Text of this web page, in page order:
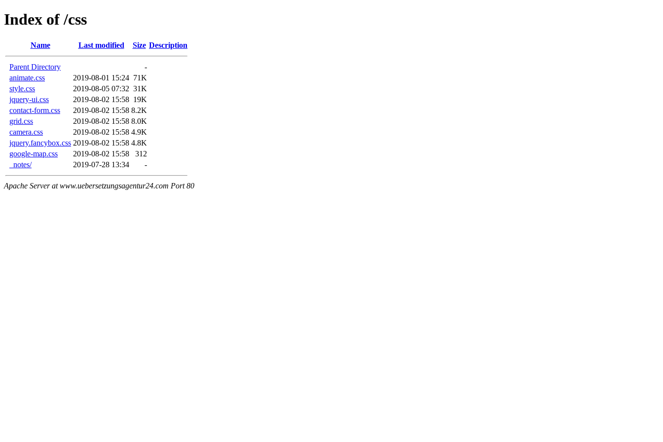
Index of /css
Name Last modified Size Description
Parent Directory
-
animate.css
2019-08-01 15:24 71K
style.css
2019-08-05 07:32 31K
jquery-ui.css
2019-08-02 15:58 19K
contact-form.css
2019-08-02 15:58 8.2K
grid.css
2019-08-02 15:58 8.0K
camera.css
2019-08-02 15:58 4.9K
jquery.fancybox.css 2019-08-02 15:58 4.8K
google-map.css
2019-08-02 15:58
312
_notes/
2019-07-28 13:34 -
Apache Server at www.uebersetzungsagentur24.com Port 80